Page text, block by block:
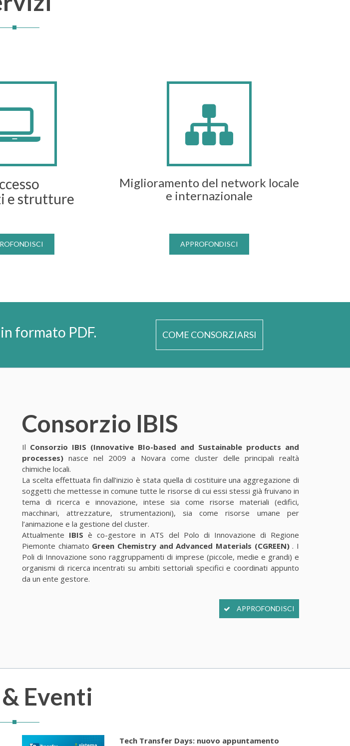
e strutture
Miglioramento del network locale
e internazionale
APPROFONDISCI
formato PDF. COME CONSORZIARSI
Consorzio IBIS
Il Consorzio IBIS (Innovative BIo-based and Sustainable products and
processes) nasce nel 2009 a Novara come cluster delle principali realtà
chimiche locali.
La scelta effettuata fin dall’inizio è stata quella di costituire una aggregazione di
soggetti che mettesse in comune tutte le risorse di cui essi stessi già fruivano in
tema di ricerca e innovazione, intese sia come risorse materiali (edifici,
macchinari, attrezzature, strumentazioni), sia come risorse umane per
l’animazione e la gestione del cluster.
Attualmente IBIS è co-gestore in ATS del Polo di Innovazione di Regione
Piemonte chiamato Green Chemistry and Advanced Materials (CGREEN). I
Poli di Innovazione sono raggruppamenti di imprese (piccole, medie e grandi) e
organismi di ricerca incentrati su ambiti settoriali specifici e coordinati appunto
da un ente gestore.
APPROFONDISCI
Eventi
Tech Transfer Days: nuovo appuntamento